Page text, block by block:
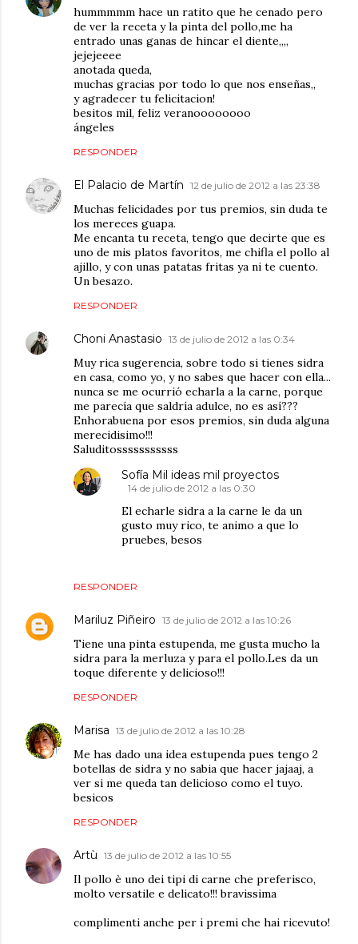
hummmmm hace un ratito que he cenado pero
de ver la receta y la pinta del pollo,me ha
entrado unas ganas de hincar el diente,,,,
jejejeeee
anotada queda,
muchas gracias por todo lo que nos enseñas,,
y agradecer tu felicitacion!
besitos mil, feliz veranoooooooo
ángeles
RESPONDER
El Palacio de Martín 12 de julio de 2012 a las 23:38
Muchas felicidades por tus premios, sin duda te
los mereces guapa.
Me encanta tu receta, tengo que decirte que es
uno de mis platos favoritos, me chifla el pollo al
ajillo, y con unas patatas fritas ya ni te cuento.
Un besazo.
RESPONDER
Choni Anastasio 13 de julio de 2012 a las 0:34
Muy rica sugerencia, sobre todo si tienes sidra
en casa, como yo, y no sabes que hacer con ella...
nunca se me ocurrió echarla a la carne, porque
me parecía que saldría adulce, no es así???
Enhorabuena por esos premios, sin duda alguna
merecidisimo!!!
Saluditosssssssssss
RESPONDER
Sofía Mil ideas mil proyectos
14 de julio de 2012 a las 0:30
El echarle sidra a la carne le da un
gusto muy rico, te animo a que lo
pruebes, besos
Mariluz Piñeiro 13 de julio de 2012 a las 10:26
Tiene una pinta estupenda, me gusta mucho la
sidra para la merluza y para el pollo.Les da un
toque diferente y delicioso!!!
RESPONDER
Marisa 13 de julio de 2012 a las 10:28
Me has dado una idea estupenda pues tengo 2
botellas de sidra y no sabia que hacer jajaaj, a
ver si me queda tan delicioso como el tuyo.
besicos
RESPONDER
Artù 13 de julio de 2012 a las 10:55
Il pollo è uno dei tipi di carne che preferisco,
molto versatile e delicato!!! bravissima
complimenti anche per i premi che hai ricevuto!